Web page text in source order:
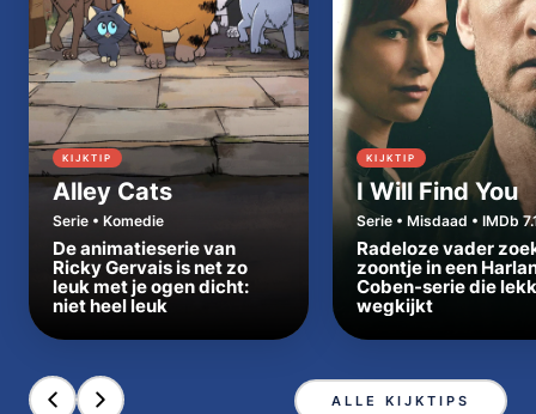
KIJKTIP
Alley Cats
Serie • Komedie
De animatieserie van
Ricky Gervais is net zo
leuk met je ogen dicht:
niet heel leuk
KIJKTIP
I Will Find You
Serie • Misdaad • IMDb
Radeloze vader
zoontje in een
Coben-serie die
wegkijkt
ALLE KIJKTIPS